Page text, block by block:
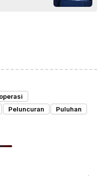
Peluncuran
Puluhan